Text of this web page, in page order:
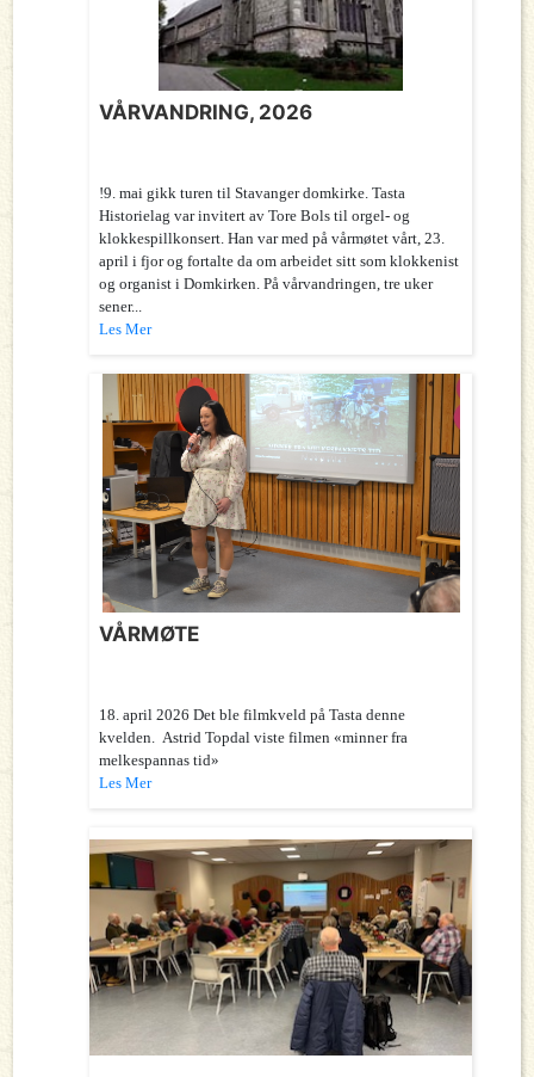
VÅRVANDRING, 2026
!9. mai gikk turen til Stavanger domkirke. Tasta
Historielag var invitert av Tore Bols til orgel- og
klokkespillkonsert. Han var med på vårmøtet vårt, 23.
april i fjor og fortalte da om arbeidet sitt som klokkenist
og organist i Domkirken. På vårvandringen, tre uker
sener...
Les Mer
VÅRMØTE
18. april 2026 Det ble filmkveld på Tasta denne
kvelden. Astrid Topdal viste filmen «minner fra
melkespannas tid»
Les Mer